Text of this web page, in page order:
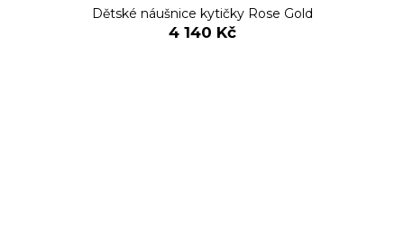
Dětské náušnice kytičky Rose Gold
4 140 Kč